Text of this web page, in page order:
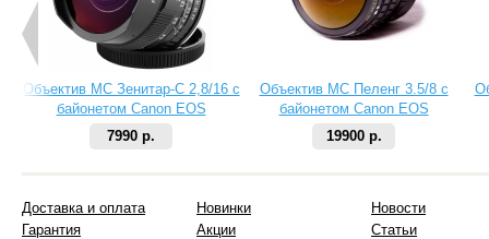
Объектив МС Зенитар-C 2,8/16 с
байонетом Canon EOS
7990 р.
Объектив МС Пеленг 3.5/8 с
байонетом Canon EOS
19900 р.
Доставка и оплата
Гарантия
Новинки
Акции
Новости
Статьи